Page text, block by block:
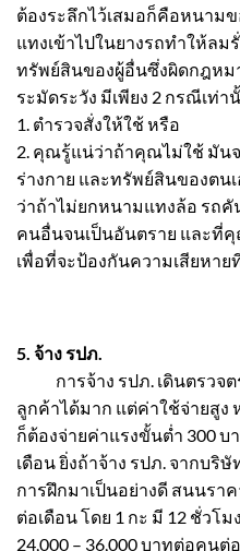
ต้องระลึกไว้เสมอก็คือหนามข
แทงเข้าไปในยางรถทำให้ล
ทรัพย์สินของผู้อื่นซึ่งผิดกฎหม
ระมัดระวัง มีเพียง 2 กรณีเท่
1. ตำรวจสั่งให้ใช้ หรือ
2. คุณรู้แน่ว่าถ้าคุณไม่ใช้ มัน
ร่างกาย และทรัพย์สินของตน
ว่าถ้าไม่ยกหนามแทงล้อ รถ
คนอื่นจนเป็นอันตราย และที่
เพื่อที่จะป้องกันความเสียหาย
5. จ้าง รปภ.
การจ้าง รปภ. เดินตรวจต
ลูกค้าได้มาก แต่ค่าใช้จ่ายสูง
ก็ต้องจ่ายค่าแรงขั้นต่ำ 300
เดือน ยิ่งถ้าจ้าง รปภ. จากบ
การฝึกมาเป็นอย่างดี สนนราค
ต่อเดือน โดย 1 กะ มี 12 ชั่วโม
24,000 – 36,000 บาทต่อคน